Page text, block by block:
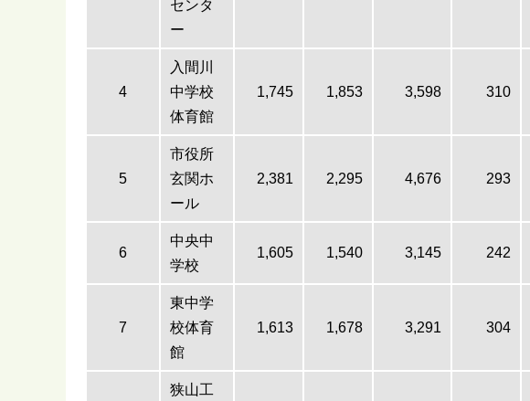
センタ
ー
4
入間川
中学校
体育館
1,745 1,853 3,598 310
5
市役所
玄関ホ
ール
2,381 2,295 4,676 293
6
中央中
学校
1,605 1,540 3,145 242
7
東中学
校体育
館
1,613 1,678 3,291 304
狭山工